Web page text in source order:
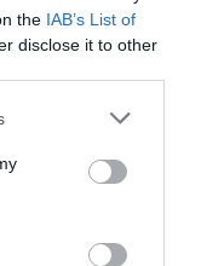
the IAB’s List of
disclose it to other
impulsar
ha matisat.
de salut
el focus en